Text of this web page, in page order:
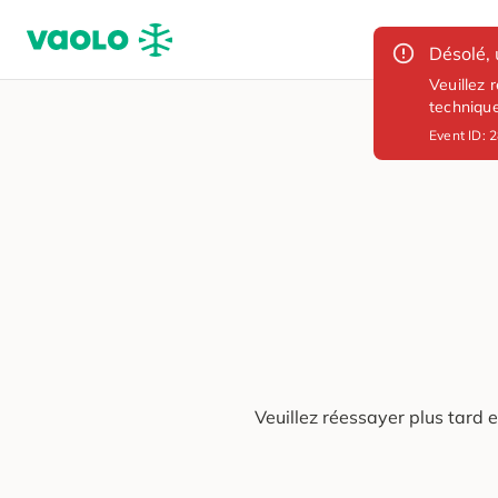
Désolé,
Veuillez
Event ID:
Veuillez réessayer plus tard